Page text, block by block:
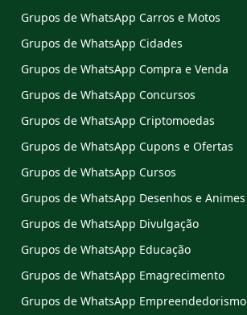
Grupos de WhatsApp Carros e Motos
Grupos de WhatsApp Cidades
Grupos de WhatsApp Compra e Venda
Grupos de WhatsApp Concursos
Grupos de WhatsApp Criptomoedas
Grupos de WhatsApp Cupons e Ofertas
Grupos de WhatsApp Cursos
Grupos de WhatsApp Desenhos e Animes
Grupos de WhatsApp Divulgação
Grupos de WhatsApp Educação
Grupos de WhatsApp Emagrecimento
Grupos de WhatsApp Empreendedorismo